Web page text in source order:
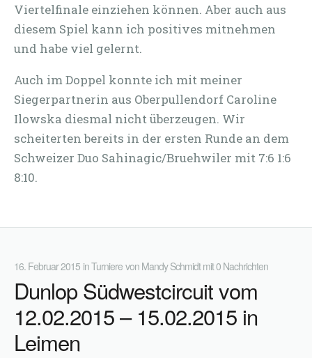
Viertelfinale einziehen können. Aber auch aus
diesem Spiel kann ich positives mitnehmen
und habe viel gelernt.
Auch im Doppel konnte ich mit meiner
Siegerpartnerin aus Oberpullendorf Caroline
Ilowska diesmal nicht überzeugen. Wir
scheiterten bereits in der ersten Runde an dem
Schweizer Duo Sahinagic/Bruehwiler mit 7:6 1:6
8:10.
16. Februar 2015 inTurniere von Mandy Schmidt mit0 Nachrichten
Dunlop Südwestcircuit vom
12.02.2015 – 15.02.2015 in
Leimen